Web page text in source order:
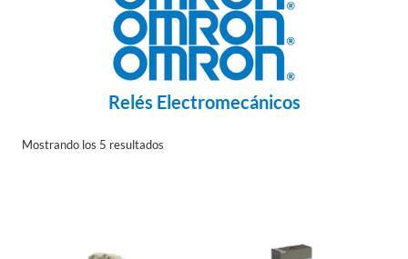
Relés Electromecánicos
Mostrando los 5 resultados